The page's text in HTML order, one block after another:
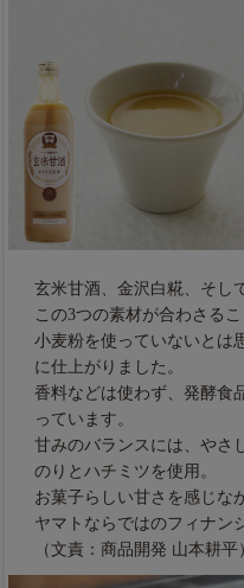
玄米甘酒、金沢白糀、そし
この3つの素材が合わさるこ
小麦粉を使っていないとは
に仕上がりました。
香料などは使わず、発酵食
っています。
甘みのバランスには、やさ
のりとハチミツを使用。
お菓子らしい甘さを感じな
ヤマトならではのフィナン
（文責：商品開発 山本耕平